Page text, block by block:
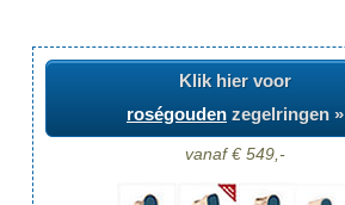
Klik hier voor
roségouden zegelringen »
vanaf € 549,-